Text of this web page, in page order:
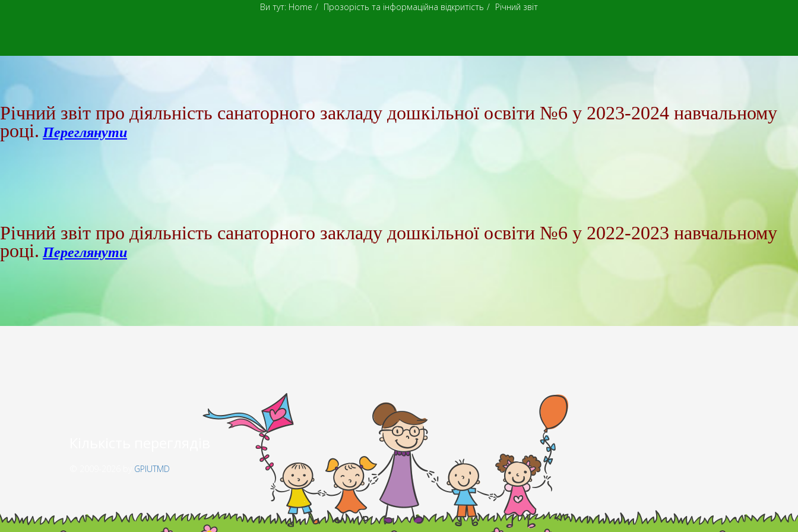
Ви тут: Home Прозорість та інформаційна відкритість Річний звіт
Річний звіт про діяльність санаторного закладу дошкільної освіти №6 у 2023-2024 навчальному
році. Переглянути
Річний звіт про діяльність санаторного закладу дошкільної освіти №6 у 2022-2023 навчальному
році. Переглянути
GPIUTMD